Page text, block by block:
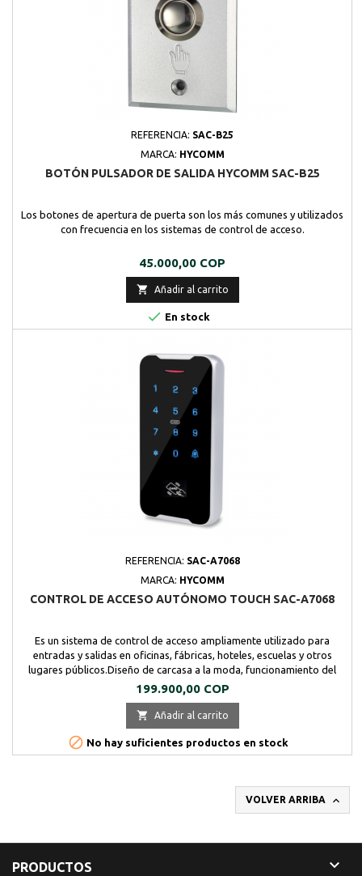
REFERENCIA: SAC-B25
MARCA: HYCOMM
BOTÓN PULSADOR DE SALIDA HYCOMM SAC-B25
Los botones de apertura de puerta son los más comunes y utilizados
con frecuencia en los sistemas de control de acceso.
Precio
45.000,00 COP
 Añadir al carrito
 En stock
REFERENCIA: SAC-A7068
MARCA: HYCOMM
CONTROL DE ACCESO AUTÓNOMO TOUCH SAC-A7068
Es un sistema de control de acceso ampliamente utilizado para
entradas y salidas en oficinas, fábricas, hoteles, escuelas y otros
lugares públicos.Diseño de carcasa a la moda, funcionamiento del
panel del teclado con destreza, fiable y práctico.Admite tarjeta
deslizante o contraseña para abrir la puerta, puede conducir
directamente la cerradura eléctrica.
Precio
199.900,00 COP
 Añadir al carrito
 No hay suficientes productos en stock
VOLVER ARRIBA 
PRODUCTOS 